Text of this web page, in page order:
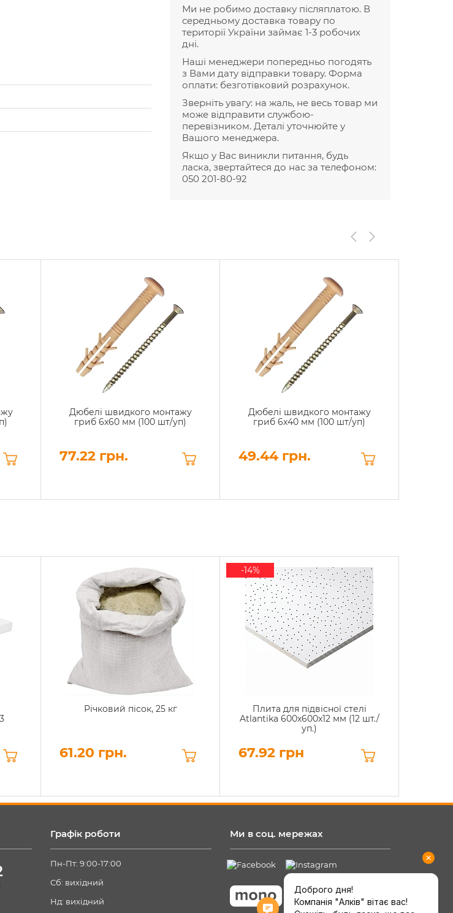
Ми не робимо доставку післяплатою. В
середньому доставка товару по
території України займає 1-3 робочих
дні.
Наші менеджери попередньо погодять
з Вами дату відправки товару. Форма
оплати: безготівковий розрахунок.
Зверніть увагу: на жаль, не весь товар ми
може відправити службою-
перевізником. Деталі уточнюйте у
Вашого менеджера.
Якщо у Вас виникли питання, будь
ласка, звертайтеся до нас за телефоном:
050 201-80-92
Дюбелі швидкого монтажу
гриб 6x60 мм (100 шт/уп)
77.22 грн.
Дюбелі швидкого монтажу
гриб 6x40 мм (100 шт/уп)
49.44 грн.
Річковий пісок, 25 кг
61.20 грн.
Плита для підвісної стелі
Atlantika 600x600x12 мм (12 шт./
уп.)
67.92 грн
-14%
Графік роботи
Пн-Пт: 9:00-17:00
Сб: вихідний
Нд: вихідний
Ми в соц. мережах